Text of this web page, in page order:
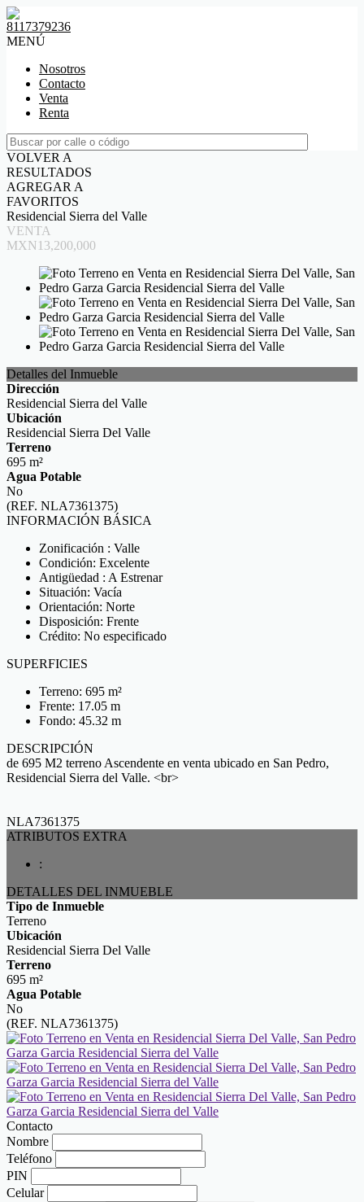
8117379236
MENÚ
Nosotros
Contacto
Venta
Renta
VOLVER A
RESULTADOS
AGREGAR A
FAVORITOS
Residencial Sierra del Valle
VENTA
MXN13,200,000
Detalles del Inmueble
Dirección
Residencial Sierra del Valle
Ubicación
Residencial Sierra Del Valle
Terreno
695 m²
Agua Potable
No
(REF. NLA7361375)
INFORMACIÓN BÁSICA
Zonificación : Valle
Condición: Excelente
Antigüedad : A Estrenar
Situación: Vacía
Orientación: Norte
Disposición: Frente
Crédito: No especificado
SUPERFICIES
Terreno: 695 m²
Frente: 17.05 m
Fondo: 45.32 m
DESCRIPCIÓN
de 695 M2 terreno Ascendente en venta ubicado en San Pedro,
Residencial Sierra del Valle. <br>
NLA7361375
ATRIBUTOS EXTRA
:
DETALLES DEL INMUEBLE
Tipo de Inmueble
Terreno
Ubicación
Residencial Sierra Del Valle
Terreno
695 m²
Agua Potable
No
(REF. NLA7361375)
Contacto
Nombre
Teléfono
PIN
Celular